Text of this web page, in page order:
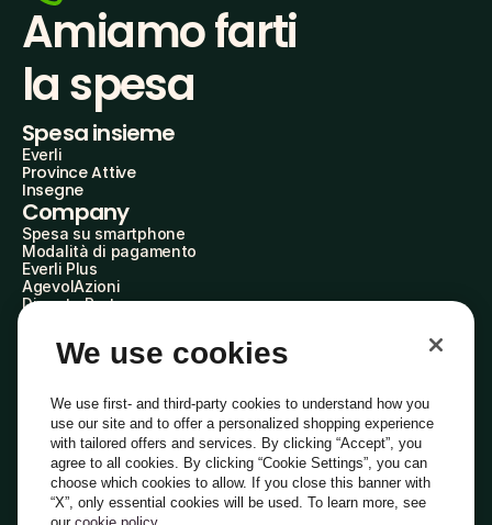
Amiamo farti
la spesa
Spesa insieme
Everli
Province Attive
Insegne
Company
Spesa su smartphone
Modalità di pagamento
Everli Plus
AgevolAzioni
Diventa Partner
Everli Shoppers
About Us
Everli News
Domande frequenti
Lavora con noi
Diventa Shopper
Investitori
PrivacyCookiePreferenze Cookie
Termini e CondizioniCodice Etico
We use cookies
We use first- and third-party cookies to understand how you
use our site and to offer a personalized shopping experience
with tailored offers and services. By clicking “Accept”, you
agree to all cookies. By clicking “Cookie Settings”, you can
choose which cookies to allow. If you close this banner with
“X”, only essential cookies will be used. To learn more, see